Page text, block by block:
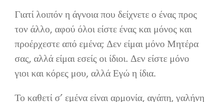
Γιατί λοιπόν η άγνοια που δείχνετε ο ένας προς
τον άλλο, αφού όλοι είστε ένας και μόνος και
προέρχεστε από εμένα; Δεν είμαι μόνο Μητέρα
σας, αλλά είμαι εσείς οι ίδιοι. Δεν είστε μόνο
γιοι και κόρες μου, αλλά Εγώ η ίδια.
Το καθετί σ’ εμένα είναι αρμονία, αγάπη, γαλήνη